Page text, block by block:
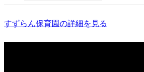
すずらん保育園の詳細を見る